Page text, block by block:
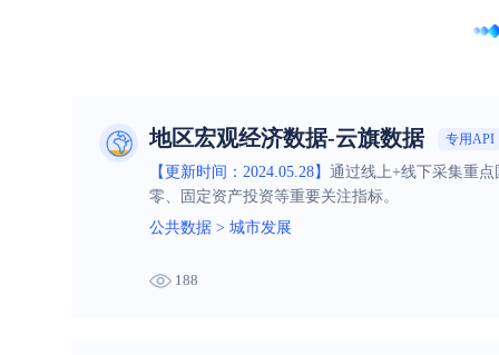
地区宏观经济数据-云旗数据 专用API
【更新时间：2024.05.28】 通过线上+线下采集重
零、固定资产投资等重要关注指标。
公共数据 > 城市发展
188